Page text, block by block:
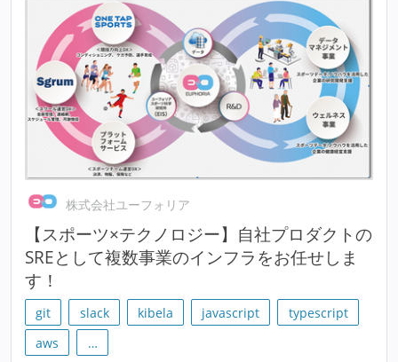
株式会社ユーフォリア
【スポーツ×テクノロジー】自社プロダクトの
SREとして複数事業のインフラをお任せしま
す！
git slack kibela javascript
typescript
aws
…